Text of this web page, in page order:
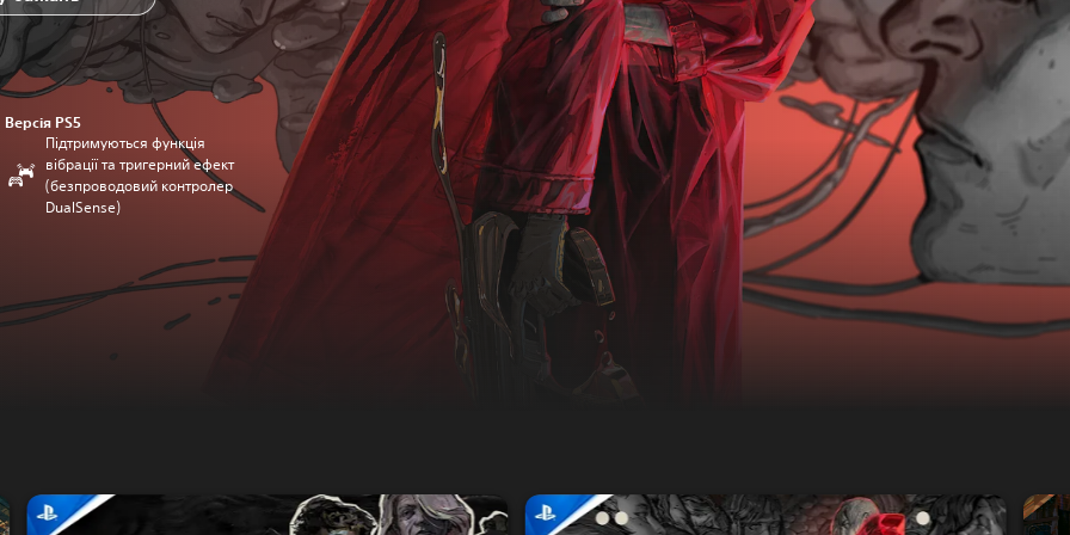
Версія PS5
Підтримуються функція
вібрації та тригерний ефект
(безпроводовий контролер
DualSense)